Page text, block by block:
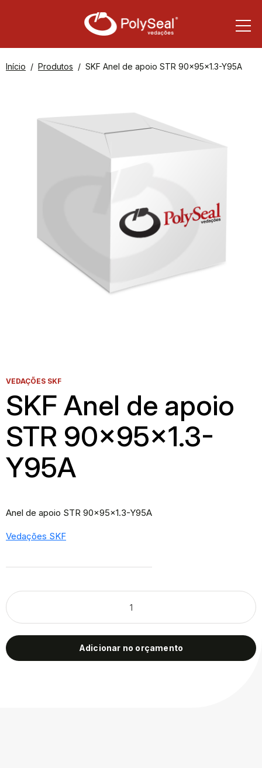
Início Produtos SKF Anel de apoio STR 90x95x1.3-Y95A
VEDAÇÕES SKF
SKF Anel de apoio
STR 90x95x1.3-
Y95A
Anel de apoio STR 90x95x1.3-Y95A
Vedações SKF
Adicionar no orçamento